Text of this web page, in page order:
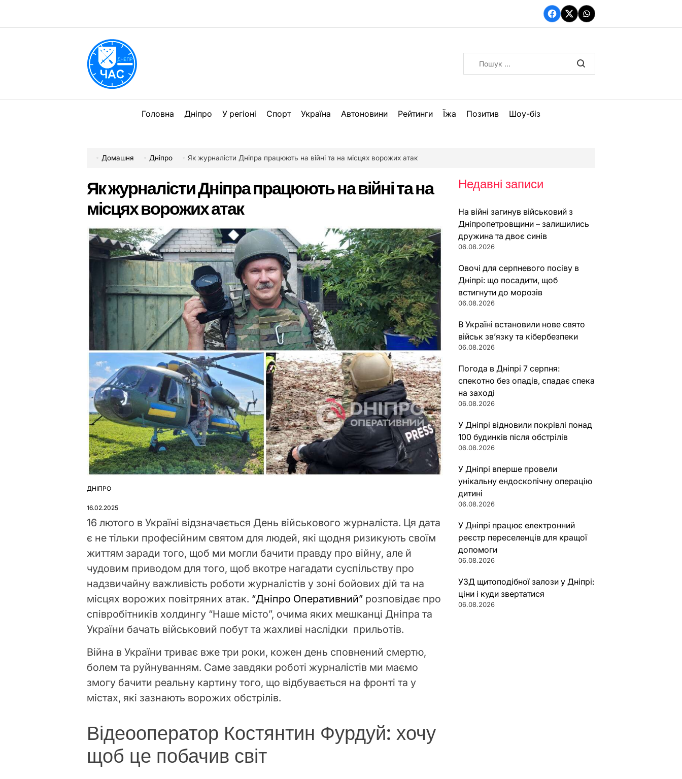
вмісту
Facebook
TwitterWhatsApp
Головна Дніпро У регіоні Спорт Україна Автоновини Рейтинги Їжа Позитив Шоу-біз
Домашня Дніпро Як журналісти Дніпра працюють на війні та на місцях ворожих атак
Як журналісти Дніпра працюють на війні та на
місцях ворожих атак
ОПУБЛІКУВАТИ
ДНІПРО
16.02.2025
16 лютого в Україні відзначається День військового журналіста. Ця дата
є не тільки професійним святом для людей, які щодня ризикують своїм
життям заради того, щоб ми могли бачити правду про війну, але й
чудовим приводом для того, щоб вкотре нагадати суспільству про
надзвичайну важливість роботи журналістів у зоні бойових дій та на
місцях ворожих повітряних атак. “Дніпро Оперативний” розповідає про
співробітників холдингу “Наше місто”, очима яких мешканці Дніпра та
України бачать військовий побут та жахливі наслідки прильотів.
Війна в України триває вже три роки, кожен день сповнений смертю,
болем та руйнуванням. Саме завдяки роботі журналістів ми маємо
змогу бачити реальну картину того, що відбувається на фронті та у
містах, які зазнають ворожих обстрілів.
Відеооператор Костянтин Фурдуй: хочу
щоб це побачив світ
Недавні записи
На війні загинув військовий з
Дніпропетровщини – залишились
дружина та двоє синів
06.08.2026
Овочі для серпневого посіву в
Дніпрі: що посадити, щоб
встигнути до морозів
06.08.2026
В Україні встановили нове свято
військ зв’язку та кібербезпеки
06.08.2026
Погода в Дніпрі 7 серпня:
спекотно без опадів, спадає спека
на заході
06.08.2026
У Дніпрі відновили покрівлі понад
100 будинків після обстрілів
06.08.2026
У Дніпрі вперше провели
унікальну ендоскопічну операцію
дитині
06.08.2026
У Дніпрі працює електронний
реєстр переселенців для кращої
допомоги
06.08.2026
УЗД щитоподібної залози у Дніпрі:
ціни і куди звертатися
06.08.2026